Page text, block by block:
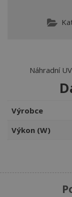
Náhradní
Výrobce
Výkon (W)